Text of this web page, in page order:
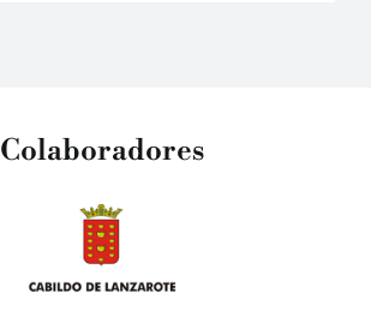
Colaboradores